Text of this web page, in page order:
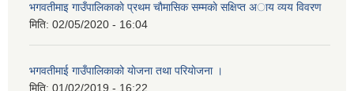
भगवतीमाइ गाउँपालिकाकाे प्रथम चाैमासिक सम्मकाे सक्षिप्त अाय व्यय विवरण
मिति: 02/05/2020 - 16:04
भगवतीमाई गाउँपालिकाको याेजना तथा परियाेजना ।
मिति: 01/02/2019 - 16:22